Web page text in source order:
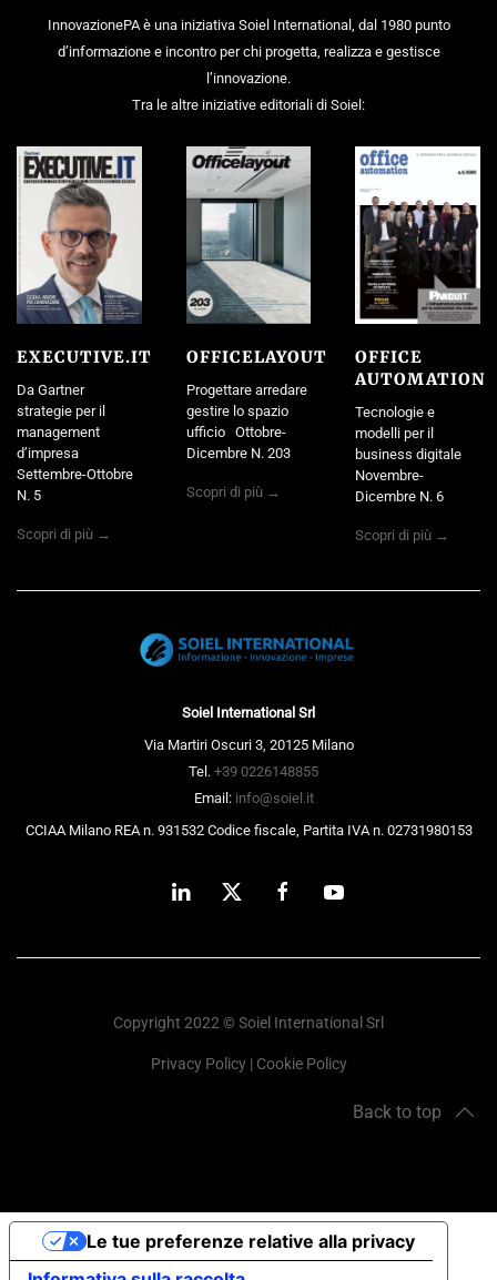
InnovazionePA è una iniziativa Soiel International, dal 1980 punto
d’informazione e incontro per chi progetta, realizza e gestisce
l’innovazione.
Tra le altre iniziative editoriali di Soiel:
EXECUTIVE.IT
Da Gartner
strategie per il
management
d’impresa
Settembre-Ottobre
N. 5
Scopri di più →
OFFICELAYOUT
Progettare arredare
gestire lo spazio
ufficio Ottobre-
Dicembre N. 203
Scopri di più →
OFFICE
AUTOMATION
Tecnologie e
modelli per il
business digitale
Novembre-
Dicembre N. 6
Scopri di più →
Soiel International Srl
Via Martiri Oscuri 3, 20125 Milano
Tel. +39 0226148855
Email: info@soiel.it
CCIAA Milano REA n. 931532 Codice fiscale, Partita IVA n. 02731980153
Copyright 2022 © Soiel International Srl
Privacy Policy| Cookie Policy
Back to top
Le tue preferenze relative alla privacy